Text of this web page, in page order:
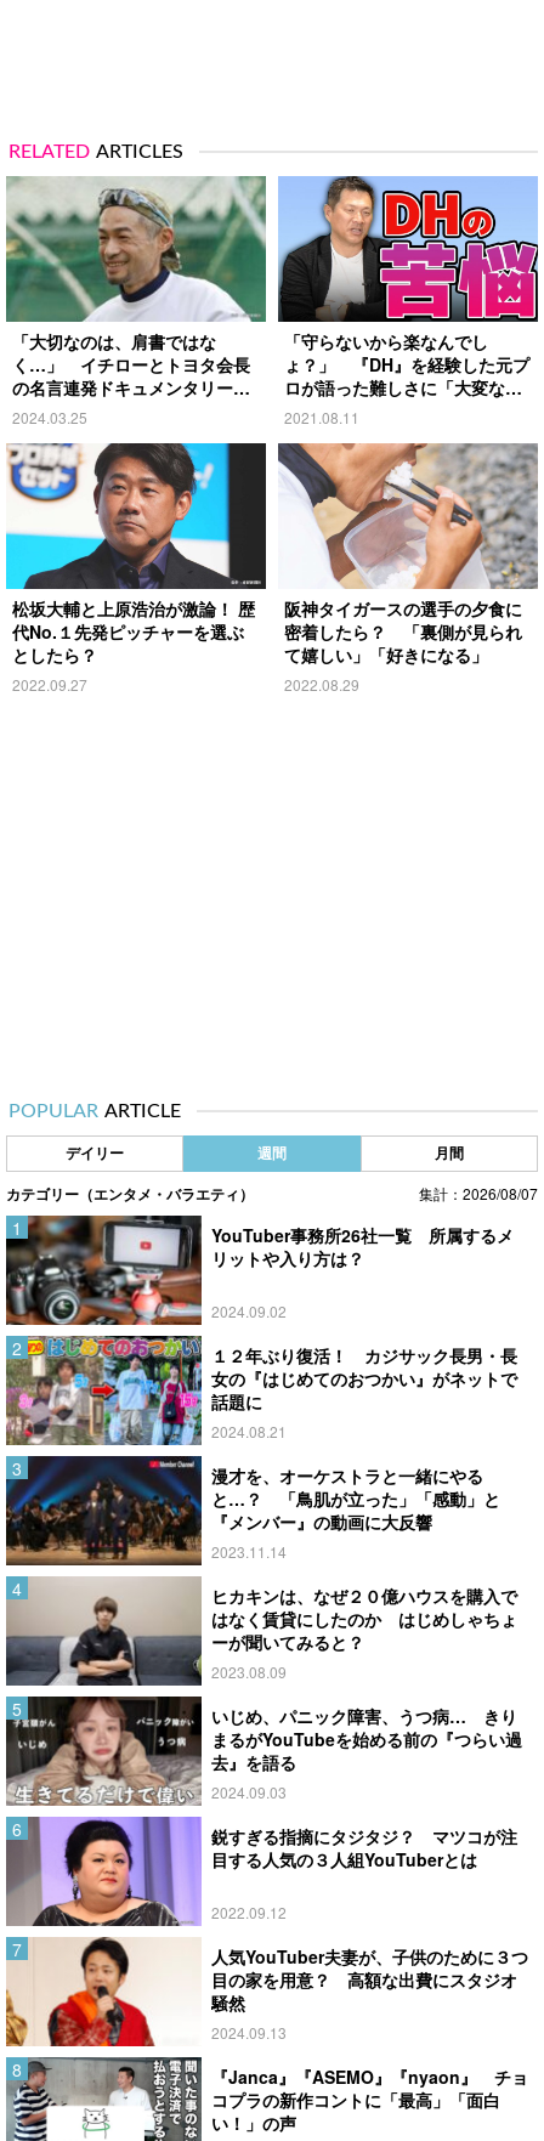
RELATED ARTICLES
「大切なのは、肩書ではな
く…」 イチローとトヨタ会長
の名言連発ドキュメンタリーが
話題に
2024.03.25
「守らないから楽なんでし
ょ？」 『DH』を経験した元プ
ロが語った難しさに「大変なの
か…」
2021.08.11
松坂大輔と上原浩治が激論！ 歴
代No.１先発ピッチャーを選ぶ
としたら？
2022.09.27
阪神タイガースの選手の夕食に
密着したら？ 「裏側が見られ
て嬉しい」「好きになる」
2022.08.29
POPULAR ARTICLE
デイリー 週間 月間
カテゴリー（エンタメ・バラエティ） 集計：2026/08/07
YouTuber事務所26社一覧 所属するメ
リットや入り方は？
2024.09.02
１２年ぶり復活！ カジサック長男・長
女の『はじめてのおつかい』がネットで
話題に
2024.08.21
漫才を、オーケストラと一緒にやる
と…？ 「鳥肌が立った」「感動」と
『メンバー』の動画に大反響
2023.11.14
ヒカキンは、なぜ２０億ハウスを購入で
はなく賃貸にしたのか はじめしゃちょ
ーが聞いてみると？
2023.08.09
いじめ、パニック障害、うつ病… きり
まるがYouTubeを始める前の『つらい過
去』を語る
2024.09.03
鋭すぎる指摘にタジタジ？ マツコが注
目する人気の３人組YouTuberとは
2022.09.12
人気YouTuber夫妻が、子供のために３つ
目の家を用意？ 高額な出費にスタジオ
騒然
2024.09.13
『Janca』『ASEMO』『nyaon』 チョ
コプラの新作コントに「最高」「面白
い！」の声